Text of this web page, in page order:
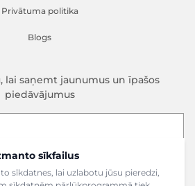
sīkfailus
sīkdatnes, lai uzlabotu jūsu pieredzi,
Privātuma politika
Blogs
lai saņemt jaunumus un īpašos
piedāvājumus
Pieteikties